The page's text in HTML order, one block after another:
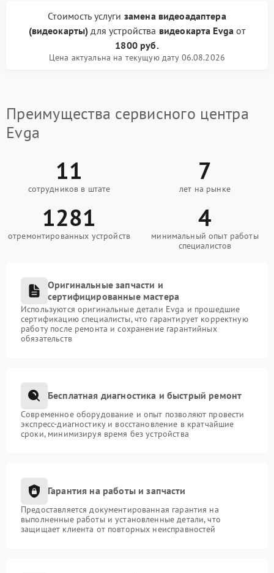
Стоимость услуги замена видеоадаптера
(видеокарты) для устройства видеокарта Evga от
1800 руб.
Цена актуальна на текущую дату 06.08.2026
Преимущества сервисного центра
Evga
11
сотрудников в штате
7
лет на рынке
1281
отремонтированных устройств
4
минимальный опыт работы
специалистов
Оригинальные запчасти и
сертифицированные мастера
Используются оригинальные детали Evga и прошедшие
сертификацию специалисты, что гарантирует корректную
работу после ремонта и сохранение гарантийных
обязательств
Бесплатная диагностика и быстрый ремонт
Современное оборудование и опыт позволяют провести
экспресс-диагностику и восстановление в кратчайшие
сроки, минимизируя время без устройства
Гарантия на работы и запчасти
Предоставляется документированная гарантия на
выполненные работы и установленные детали, что
защищает клиента от повторных неисправностей